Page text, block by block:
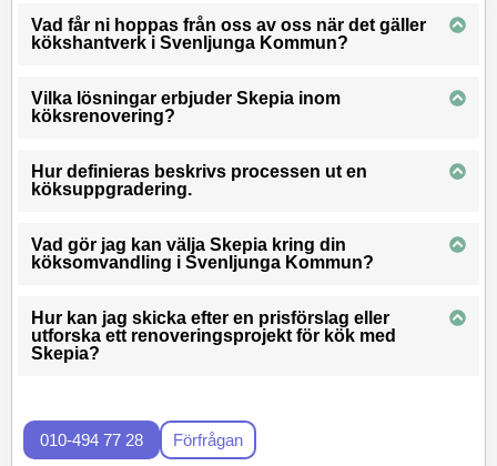
Vad får ni hoppas från oss av oss när det gäller
kökshantverk i Svenljunga Kommun?
Vilka lösningar erbjuder Skepia inom
köksrenovering?
Hur definieras beskrivs processen ut en
köksuppgradering.
Vad gör jag kan välja Skepia kring din
köksomvandling i Svenljunga Kommun?
Hur kan jag skicka efter en prisförslag eller
utforska ett renoveringsprojekt för kök med
Skepia?
010-494 77 28 Förfrågan